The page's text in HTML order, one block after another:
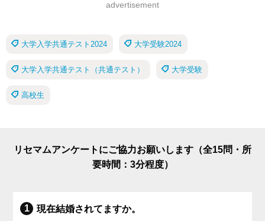
advertisement
大学入学共通テスト2024 大学受験2024
大学入学共通テスト（共通テスト） 大学受験
高校生
リセマムアンケートにご協力お願いします（全15問・所
要時間：3分程度）
現在結婚されてますか。